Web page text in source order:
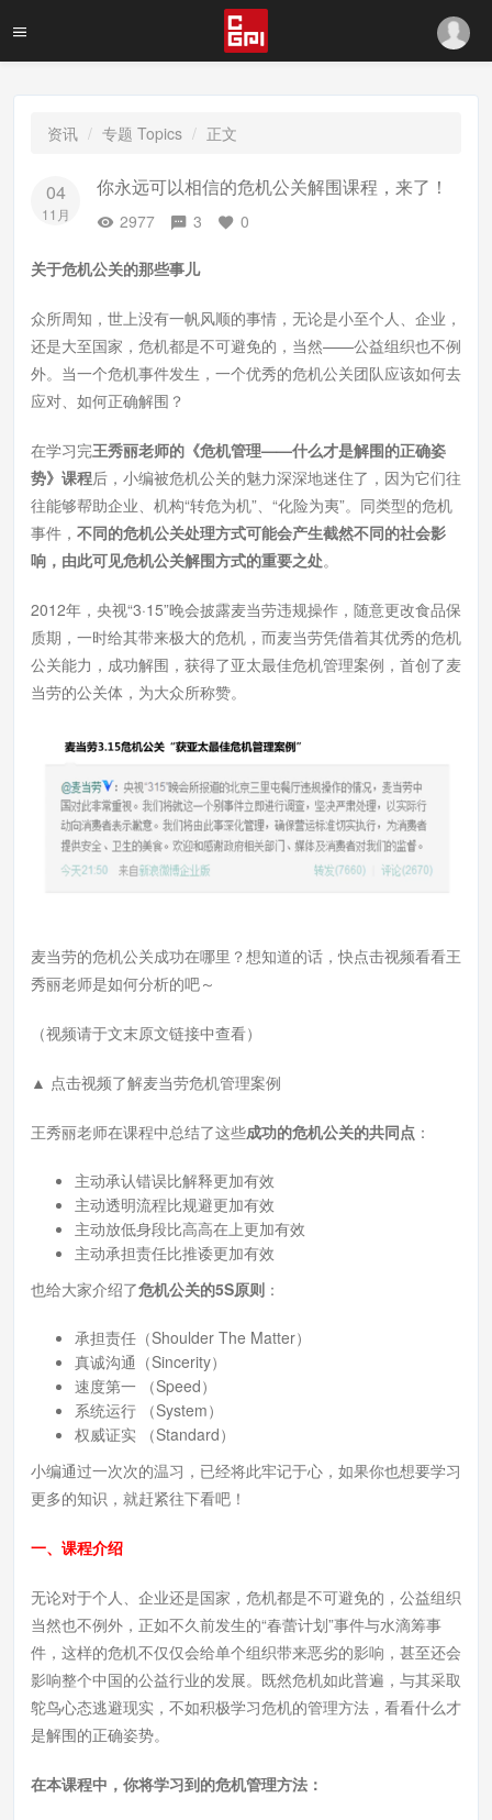
资讯 专题 Topics 正文
04
11月
你永远可以相信的危机公关解围课程，来了！
2977 3 0
关于危机公关的那些事儿
众所周知，世上没有一帆风顺的事情，无论是小至个人、企业，
还是大至国家，危机都是不可避免的，当然——公益组织也不例
外。当一个危机事件发生，一个优秀的危机公关团队应该如何去
应对、如何正确解围？
在学习完王秀丽老师的《危机管理——什么才是解围的正确姿
势》课程后，小编被危机公关的魅力深深地迷住了，因为它们往
往能够帮助企业、机构“转危为机”、“化险为夷”。同类型的危机
事件， 不同的危机公关处理方式可能会产生截然不同的社会影
响，由此可见危机公关解围方式的重要之处。
2012年，央视“3·15”晚会披露麦当劳违规操作，随意更改食品保
质期，一时给其带来极大的危机，而麦当劳凭借着其优秀的危机
公关能力，成功解围，获得了亚太最佳危机管理案例，首创了麦
当劳的公关体，为大众所称赞。
麦当劳的危机公关成功在哪里？想知道的话，快点击视频看看王
秀丽老师是如何分析的吧～
（视频请于文末原文链接中查看）
▲ 点击视频了解麦当劳危机管理案例
王秀丽老师在课程中总结了这些成功的危机公关的共同点 ：
主动承认错误比解释更加有效
主动透明流程比规避更加有效
主动放低身段比高高在上更加有效
主动承担责任比推诿更加有效
也给大家介绍了危机公关的5S原则 ：
承担责任（Shoulder The Matter）
真诚沟通（Sincerity）
速度第一 （Speed）
系统运行 （System）
权威证实 （Standard）
小编通过一次次的温习，已经将此牢记于心，如果你也想要学习
更多的知识，就赶紧往下看吧！
一、课程介绍
无论对于个人、企业还是国家，危机都是不可避免的，公益组织
当然也不例外，正如不久前发生的“春蕾计划”事件与水滴筹事
件，这样的危机不仅仅会给单个组织带来恶劣的影响，甚至还会
影响整个中国的公益行业的发展。既然危机如此普遍，与其采取
鸵鸟心态逃避现实，不如积极学习危机的管理方法，看看什么才
是解围的正确姿势。
在本课程中，你将学习到的危机管理方法：